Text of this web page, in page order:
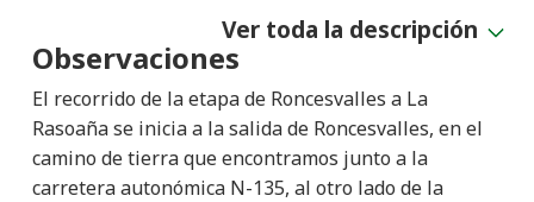
Observaciones
El recorrido de la etapa de Roncesvalles a La
Rasoaña se inicia a la salida de Roncesvalles, en el
camino de tierra que encontramos junto a la
carretera autonómica N-135, al otro lado de la
Ver toda la descripción